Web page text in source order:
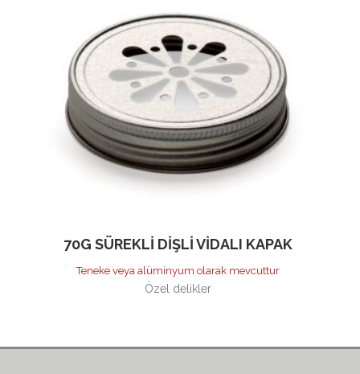
70G SÜREKLI DIŞLI VIDALI KAPAK
Teneke veya alüminyum olarak mevcuttur
Özel delikler